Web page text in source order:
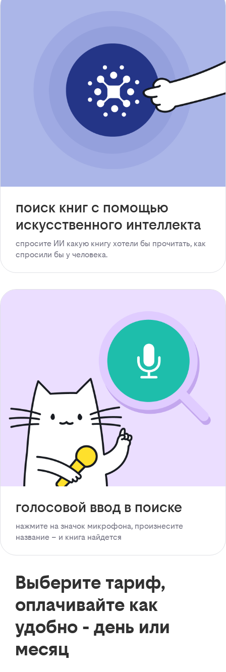
поиск книг с помощью
искусственного интеллекта
спросите ИИ какую книгу хотели бы прочитать, как
спросили бы у человека.
голосовой ввод в поиске
нажмите на значок микрофона, произнесите
название – и книга найдется
Выберите тариф,
оплачивайте как
удобно - день или
месяц